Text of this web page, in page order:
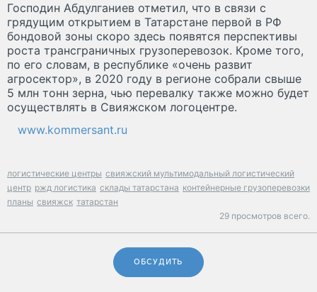
Господин Абдулганиев отметил, что в связи с
грядущим открытием в Татарстане первой в РФ
бондовой зоны скоро здесь появятся перспективы
роста трансграничных грузоперевозок. Кроме того,
по его словам, в республике «очень развит
агросектор», в 2020 году в регионе собрали свыше
5 млн тонн зерна, чью перевалку также можно будет
осуществлять в Свияжском логоцентре.
www.kommersant.ru
логистические центры свияжский мультимодальный логистический
центр ржд логистика склады татарстана контейнерные грузоперевозки
планы свияжск татарстан
29 просмотров всего.
ОБСУДИТЬ